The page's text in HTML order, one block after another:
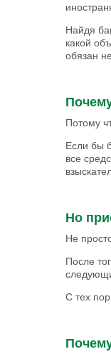
Найдя
какой
обязан
Потому
Если бы
все
Но
Не
После
С тех